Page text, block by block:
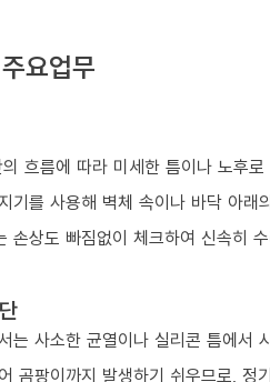
요업무
흐름에 따라 미세한 틈이나 노후
기를 사용해 벽체 속이나 바닥 아래
손상도 빠짐없이 체크하여 신속히
는 사소한 균열이나 실리콘 틈에서
곰팡이까지 발생하기 쉬우므로, 정